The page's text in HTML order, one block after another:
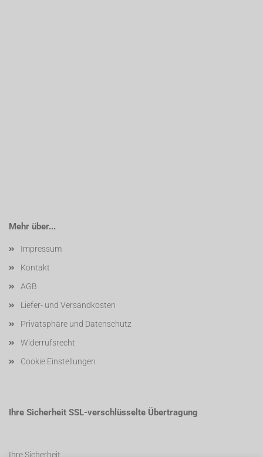
Mehr über...
Impressum
Kontakt
AGB
Liefer- und Versandkosten
Privatsphäre und Datenschutz
Widerrufsrecht
Cookie Einstellungen
Ihre Sicherheit SSL-verschlüsselte Übertragung
Ihre Sicherheit